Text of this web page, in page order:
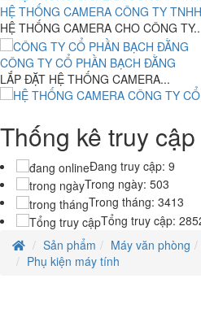
Máy Bộ HP Prodesk 6000 G1-Intel
120G
4,000,000 đ
Máy bộ Ráp ASUS H110M SOCKET
TH6)RAM 4G- 120G
8.150.000 đ
Asus VivoBook X413JA-211.VBWB (
DDR4/128GB NVMe SSD/14inchFHD/
13,550,000 đ
Laptop HP Elitebook 820 G1 - Intel
7.500.000 đ5,500,000 đ
Laptop HP Probook 640 G2- Intel
HỆ THỐNG CAMERA CÔNG TY
HỆ THỐNG CAMERA CHO CÔNG
CÔNG TY CỔ PHẦN BẠCH ĐẰNG
LẮP ĐẶT HỆ THỐNG CAMERA...
HỆ THỐNG CAMERA CÔNG TY CỔ
Nam)
HỆ THỐNG CAMERA CÔNG TY CỔ...
Thống kê truy cập
Đang truy cập: 9
Trong ngày: 503
Trong tháng: 3413
Tổng truy cập:
Sản phẩm
Máy văn phòng
Phụ kiện máy tính